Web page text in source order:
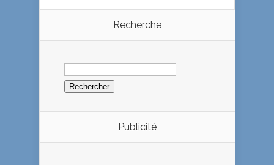
Recherche
Rechercher :
Publicité